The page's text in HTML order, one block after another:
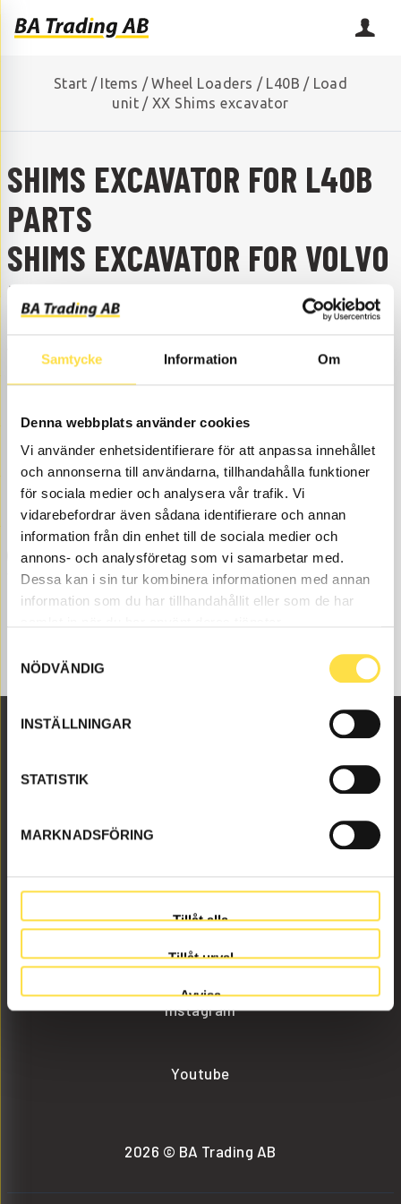
Samtycke Information Om
Denna webbplats använder cookies
Vi använder enhetsidentifierare för att anpassa innehållet
och annonserna till användarna, tillhandahålla funktioner
för sociala medier och analysera vår trafik. Vi
vidarebefordrar även sådana identifierare och annan
information från din enhet till de sociala medier och
annons- och analysföretag som vi samarbetar med.
Dessa kan i sin tur kombinera informationen med annan
information som du har tillhandahållit eller som de har
NÖDVÄNDIG
INSTÄLLNINGAR
STATISTIK
MARKNADSFÖRING
Tillåt alla
Tillåt urval
Avvisa
Start / Items / Wheel Loaders / L40B / Load
unit / XX Shims excavator
SHIMS EXCAVATOR FOR L40B
PARTS
SHIMS EXCAVATOR FOR VOLVO
L40B
ARE YOU MISSING A SPARE PART?
Contact us and we will help you!
Shims excavator to L40B wheel loaders are available
as parts here at BA Trading. Our parts to wheel loaders
L40B exist as new, used or refurbished trade-in parts
both as originals and non-original parts. We have parts
like shims excavator for all Volvo construction
machines and these parts like boom suspension kit
(LD1500, LD1500, 1500), to shims excavator fits Volvo
wheel loaders L40B.
info@batrading.se
+46 (0) 152-32500
Instagram
Youtube
2026 © BA Trading AB